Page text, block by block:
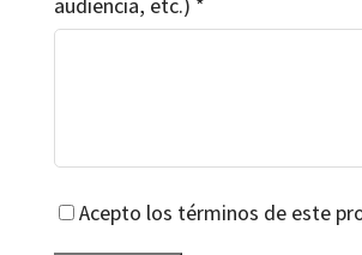
Acepto los términos de este